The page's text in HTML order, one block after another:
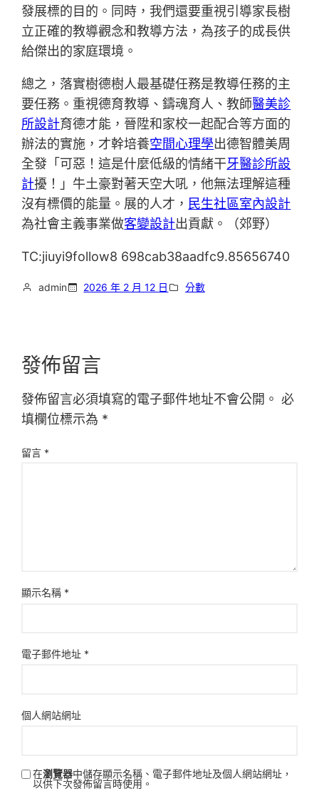
發展標的目的。同時，我們還要重視引導家長樹
立正確的教導觀念和教導方法，為孩子的成長供
給傑出的家庭環境。
總之，落實樹德樹人最基礎任務是教導任務的主
要任務。重視德育教導、鑄魂育人、教師醫美診
所設計育德才能，晉陞和家校一起配合等方面的
辦法的實施，才幹培養空間心理學出德智體美周
全發「可惡！這是什麼低級的情緒干牙醫診所設
計擾！」牛土豪對著天空大吼，他無法理解這種
沒有標價的能量。展的人才， 民生社區室內設計
為社會主義事業做客變設計出貢獻。（郊野）
TC:jiuyi9follow8 698cab38aadfc9.85656740
admin 2026 年 2 月 12 日 分數
發佈留言
發佈留言必須填寫的電子郵件地址不會公開。 必
填欄位標示為 *
留言 *
顯示名稱 *
電子郵件地址 *
個人網站網址
在瀏覽器中儲存顯示名稱、電子郵件地址及個人網站網址，
以供下次發佈留言時使用。